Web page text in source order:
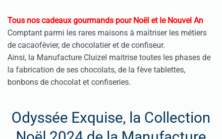
Tous nos cadeaux gourmands pour Noël et le Nouvel An
Comptant parmi les rares maisons à maîtriser les métiers
de cacaofèvier, de chocolatier et de confiseur.
Ainsi, la Manufacture Cluizel maitrise toutes les phases de
la fabrication de ses chocolats, de la fève tablettes,
bonbons de chocolat et confiseries.
Odyssée Exquise, la Collection